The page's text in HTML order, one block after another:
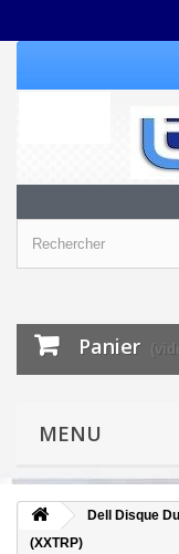
Panier
MENU
Dell Disque
(XXTRP)